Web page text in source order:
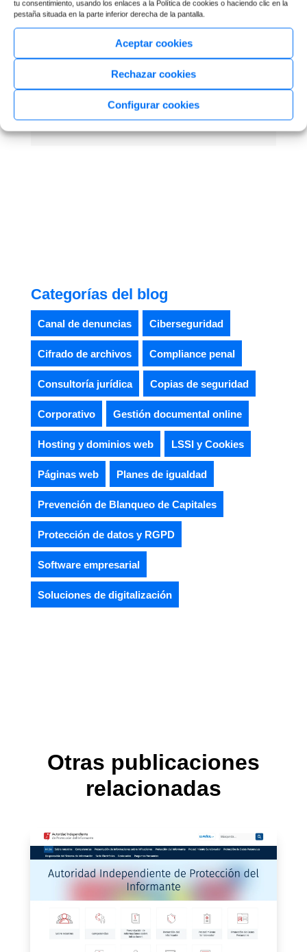
tu consentimiento, usando los enlaces a la Política de cookies o haciendo clic en la
pestaña situada en la parte inferior derecha de la pantalla.
Aceptar cookies
Rechazar cookies
Configurar cookies
Síguenos en redes
Categorías del blog
Canal de denuncias Ciberseguridad
Cifrado de archivos Compliance penal
Consultoría jurídica Copias de seguridad
Corporativo Gestión documental online
Hosting y dominios web LSSI y Cookies
Páginas web Planes de igualdad
Prevención de Blanqueo de Capitales
Protección de datos y RGPD
Software empresarial
Soluciones de digitalización
Otras publicaciones
relacionadas